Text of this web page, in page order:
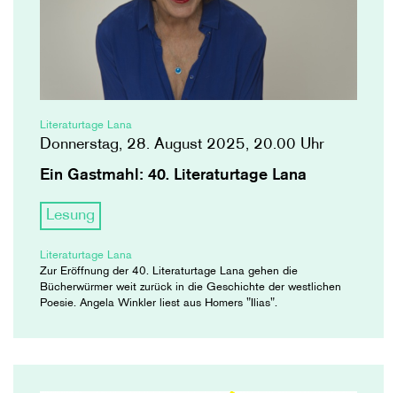
Literaturtage Lana
Donnerstag, 28. August 2025, 20.00 Uhr
Ein Gastmahl: 40. Literaturtage Lana
Lesung
Literaturtage Lana
Zur Eröffnung der 40. Literaturtage Lana gehen die
Bücherwürmer weit zurück in die Geschichte der westlichen
Poesie. Angela Winkler liest aus Homers "Ilias".